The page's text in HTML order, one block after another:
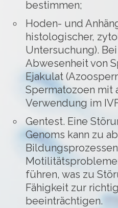
bestimmen;
Hoden- und
histologischer,
Untersuchung).
Abwesenheit von
Ejakulat
Spermatozoen mit
Verwendung im
Gentest. Eine
Genoms kann zu
führen, was zu
Fähigkeit zur
beeinträchtigen.